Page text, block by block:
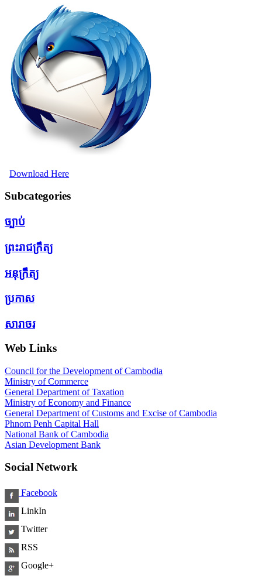
Download Here
Subcategories
ច្បាប់
ព្រះរាជក្រឹត្យ
អនុក្រឹត្យ
ប្រកាស
សារាចរ
Web Links
Council for the Development of Cambodia
Ministry of Commerce
General Department of Taxation
Ministry of Economy and Finance
General Department of Customs and Excise of Cambodia
Phnom Penh Capital Hall
National Bank of Cambodia
Asian Development Bank
Social Network
Facebook
LinkIn
Twitter
RSS
Google+